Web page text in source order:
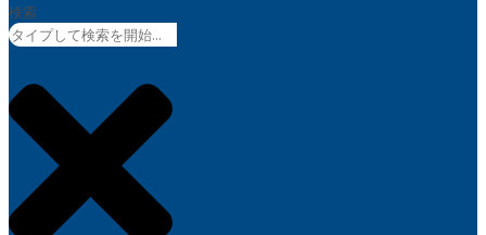
検索